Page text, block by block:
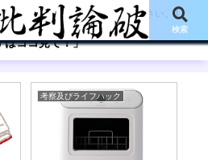
はココ見て!」ボタンをご覧ください。】
はココ見て！」
考察及びライフハック
検索